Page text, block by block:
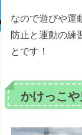
なので遊びや運
防止と運動の練
とです！
かけっこ